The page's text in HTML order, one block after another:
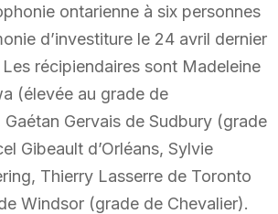
ontarienne à six personnes
d’investiture le 24 avril dernier
Les récipiendaires sont Madeleine
(élevée au grade de
Gervais de Sudbury (grade
Gibeault d’Orléans, Sylvie
Thierry Lasserre de Toronto
Windsor (grade de Chevalier).